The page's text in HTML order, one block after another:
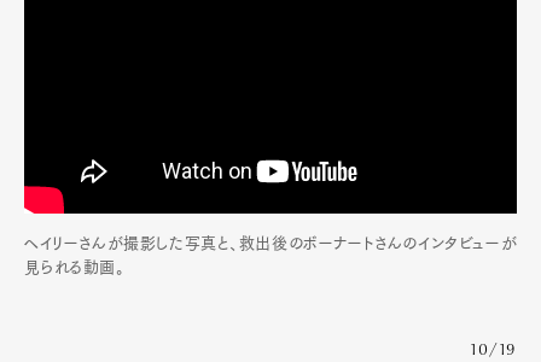
Art&DesignWatchFashion
Product CultureLifestyle
ヘイリーさんが撮影した写真と、救出後のボーナートさんのインタビューが
見られる動画。
10/19